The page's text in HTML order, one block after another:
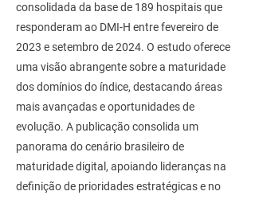
consolidada da base de 189 hospitais que
responderam ao DMI-H entre fevereiro de
2023 e setembro de 2024. O estudo oferece
uma visão abrangente sobre a maturidade
dos domínios do índice, destacando áreas
mais avançadas e oportunidades de
evolução. A publicação consolida um
panorama do cenário brasileiro de
maturidade digital, apoiando lideranças na
definição de prioridades estratégicas e no